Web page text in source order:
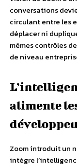
conversations
circulant entre les
déplacer ni
mêmes contrôles
de niveau
alimente
Zoom introduit un
intègre